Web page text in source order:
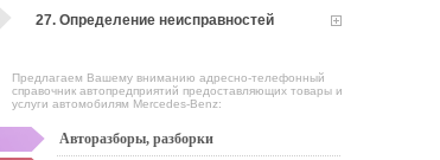
27. Определение неисправностей
Предлагаем Вашему вниманию адресно-телефонный
справочник автопредприятий предоставляющих товары и
услуги автомобилям Mercedes-Benz:
Авторазборы, разборки